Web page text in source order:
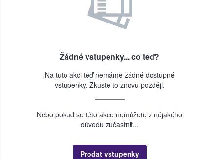
Žádné vstupenky... co teď?
Na tuto akci teď nemáme žádné dostupné
vstupenky. Zkuste to znovu později.
Nebo pokud se této akce nemůžete z nějakého
důvodu zúčastnit...
Prodat vstupenky